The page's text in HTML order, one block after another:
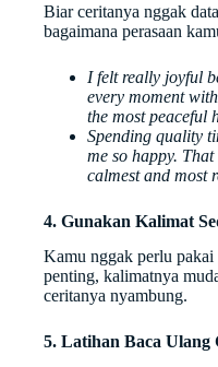
Biar ceritanya nggak
bagaimana perasaan
I felt really joyful
every moment
the most peaceful
Spending quality
me so happy.
calmest and most
4. Gunakan Kalimat
Kamu nggak perlu
penting, kalimatnya
ceritanya nyambung.
5. Latihan Baca Ulang